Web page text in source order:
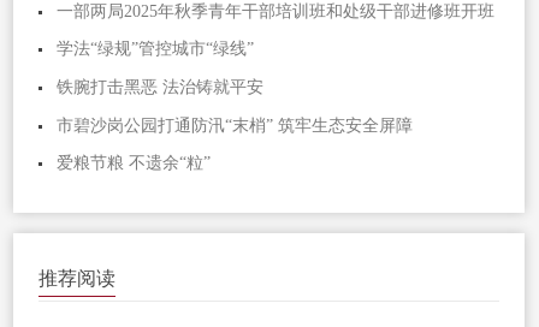
一部两局2025年秋季青年干部培训班和处级干部进修班开班
学法“绿规”管控城市“绿线”
铁腕打击黑恶 法治铸就平安
市碧沙岗公园打通防汛“末梢” 筑牢生态安全屏障
爱粮节粮 不遗余“粒”
推荐阅读